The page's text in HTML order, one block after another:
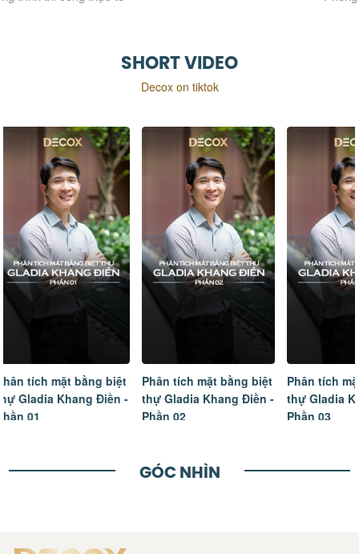
SHORT VIDEO
Decox on tiktok
Phân tích mặt bằng biệt
thự Gladia Khang Điền -
Phần 02
Phân tích mặt bằng biệt
thự Gladia Khang Điền -
Phần 03
Tâm sự
ngôi nhà
hoàn thiện
GÓC NHÌN